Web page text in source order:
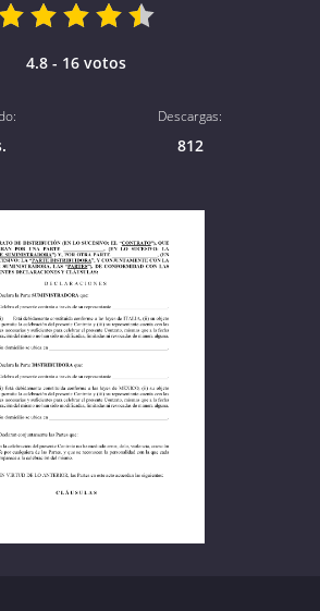
4.8 - 16 votos
Descargas:
812